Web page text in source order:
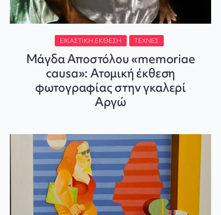
ΕΙΚΑΣΤΙΚΉ ΈΚΘΕΣΗ ΤΈΧΝΕΣ
Μάγδα Αποστόλου «memoriae
causa»: Ατομική έκθεση
φωτογραφίας στην γκαλερί
Αργώ